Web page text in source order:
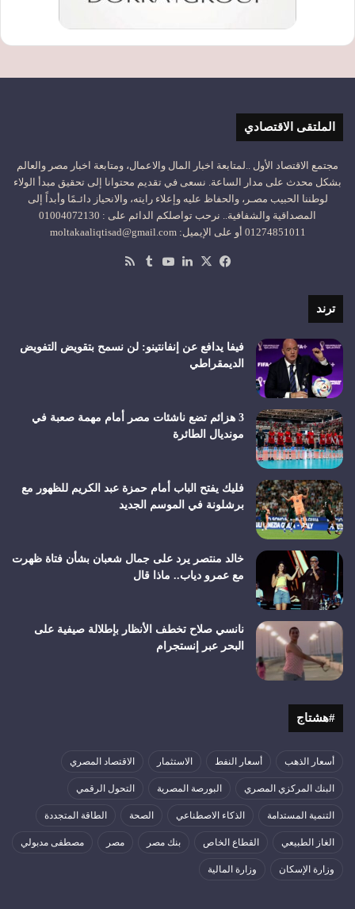
الملتقى الاقتصادي
مجتمع الاقتصاد الأول ..لمتابعة اخبار المال والاعمال، ومتابعة اخبار مصر والعالم
بشكل محدث على مدار الساعة. نسعى في تقديم محتوانا إلى تحقيق مبدأ الولاء
لوطننا الحبيب مصـر، والحفاظ عليه وإعلاء رايته، والانحياز دائـمًا وأبداً إلى
المصداقية والشفافية.. نرحب تواصلكم الدائم على : 01004072130
01274851011 أو على الإيميل: moltakaaliqtisad@gmail.com
فيسبوك
‫X لينكدإن‫YouTube
ترند
فيفا يدافع عن إنفانتينو: لن نسمح بتقويض التفويض
الديمقراطي
3 هزائم تضع ناشئات مصر أمام مهمة صعبة في
مونديال الطائرة
فليك يفتح الباب أمام حمزة عبد الكريم للظهور مع
برشلونة في الموسم الجديد
خالد منتصر يرد على جمال شعبان بشأن فتاة ظهرت
مع عمرو دياب.. ماذا قال
نانسي صلاح تخطف الأنظار بإطلالة صيفية على
البحر عبر إنستجرام
#هشتاج
أسعار الذهب أسعار النفط الاستثمار الاقتصاد المصري
البنك المركزي المصري البورصة المصرية التحول الرقمي
التنمية المستدامة الذكاء الاصطناعي الصحة الطاقة المتجددة
الغاز الطبيعي القطاع الخاص بنك مصر مصر مصطفى مدبولي
وزارة الإسكان وزارة المالية